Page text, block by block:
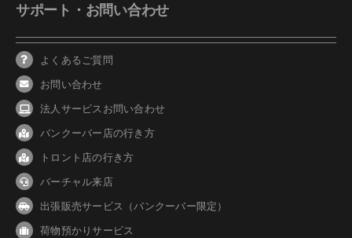
サポート・お問い合わせ
よくあるご質問
お問い合わせ
法人サービスお問い合わせ
バンクーバー 店の行き方
トロント店の行き方
バーチャル来店
出張販売サービス（バンクーバー限定）
荷物預かりサービス